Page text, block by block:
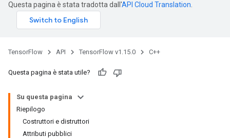
Questa pagina è stata tradotta dall'API Cloud Translation
TensorFlow API TensorFlow v1.15.0 C++
Questa pagina è stata utile?
Su questa pagina
Riepilogo
Costruttori e distruttori
Attributi pubblici